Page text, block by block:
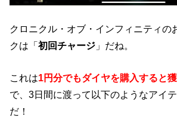
クロニクル・オブ・インフィニティの
クは「初回チャージ 」だね。
これは1円分でもダイヤを購入すると
で、3日間に渡って以下のようなアイ
だ！